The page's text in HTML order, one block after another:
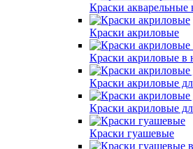
Краски акварельные
Краски акриловые
Краски акриловые в
Краски акриловые
Краски акриловые
Краски гуашевые